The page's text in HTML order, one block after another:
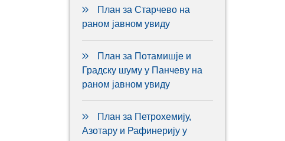
План за Старчево на
раном јавном увиду
План за Потамишје и
Градску шуму у Панчеву на
раном јавном увиду
План за Петрохемију,
Азотару и Рафинерију у